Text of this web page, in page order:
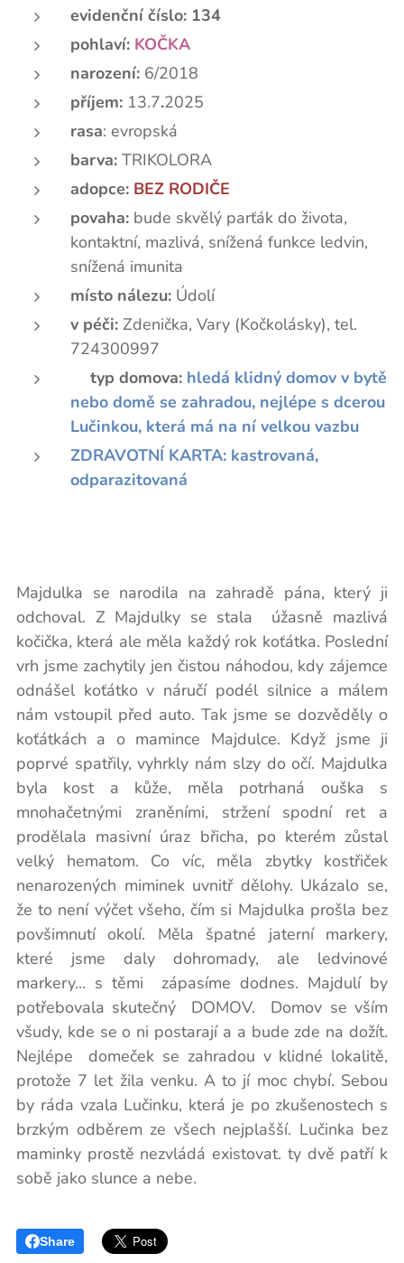
evidenční číslo: 134
pohlaví: KOČKA
narození: 6/2018
příjem: 13.7.2025
rasa: evropská
barva: TRIKOLORA
adopce: BEZ RODIČE
povaha: bude skvělý parťák do života,
kontaktní, mazlivá, snížená funkce ledvin,
snížená imunita
místo nálezu: Údolí
v péči: Zdenička, Vary (Kočkolásky), tel.
724300997
🏡typ domova: hledá klidný domov v bytě
nebo domě se zahradou, nejlépe s dcerou
Lučinkou, která má na ní velkou vazbu
ZDRAVOTNÍ KARTA: kastrovaná,
odparazitovaná
Majdulka se narodila na zahradě pána, který ji
odchoval. Z Majdulky se stala úžasně mazlivá
kočička, která ale měla každý rok koťátka. Poslední
vrh jsme zachytily jen čistou náhodou, kdy zájemce
odnášel koťátko v náručí podél silnice a málem
nám vstoupil před auto. Tak jsme se dozvěděly o
koťátkách a o mamince Majdulce. Když jsme ji
poprvé spatřily, vyhrkly nám slzy do očí. Majdulka
byla kost a kůže, měla potrhaná ouška s
mnohačetnými zraněními, stržení spodní ret a
prodělala masivní úraz břicha, po kterém zůstal
velký hematom. Co víc, měla zbytky kostřiček
nenarozených miminek uvnitř dělohy. Ukázalo se,
že to není výčet všeho, čím si Majdulka prošla bez
povšimnutí okolí. Měla špatné jaterní markery,
které jsme daly dohromady, ale ledvinové
markery... s těmi zápasíme dodnes. Majdulí by
potřebovala skutečný DOMOV. Domov se vším
všudy, kde se o ni postarají a a bude zde na dožít.
Nejlépe domeček se zahradou v klidné lokalitě,
protože 7 let žila venku. A to jí moc chybí. Sebou
by ráda vzala Lučinku, která je po zkušenostech s
brzkým odběrem ze všech nejplašší. Lučinka bez
maminky prostě nezvládá existovat. ty dvě patří k
sobě jako slunce a nebe.
Share